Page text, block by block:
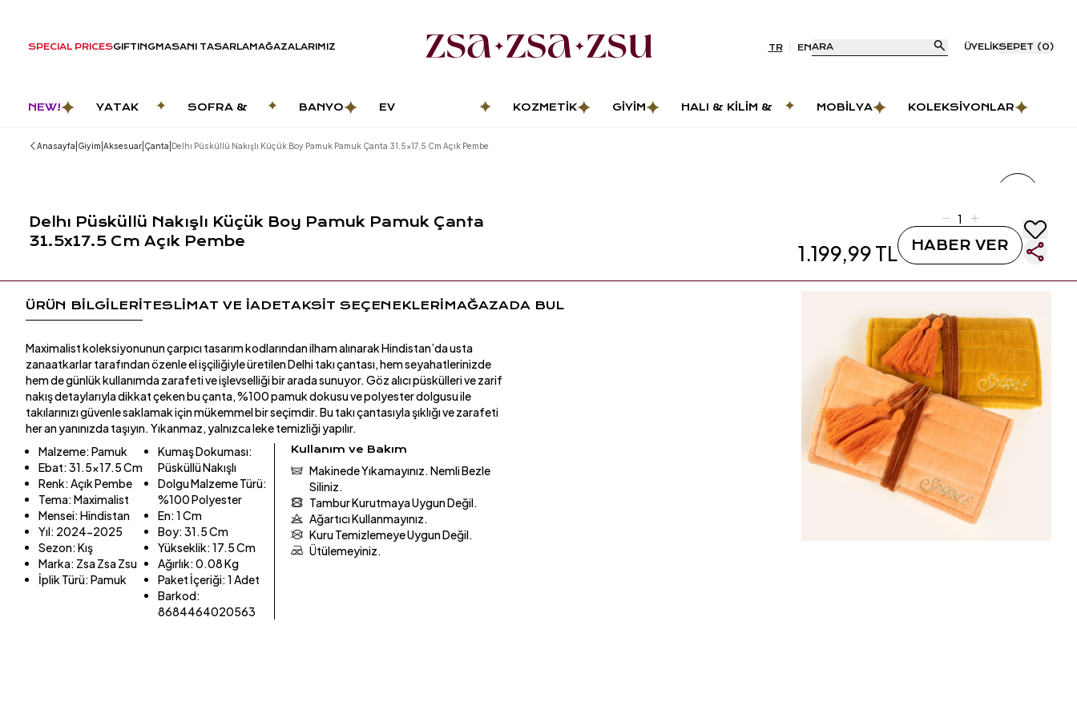
SPECIAL PRICESGIFTINGMASANI TASARLAMAĞAZALARIMIZ TR ENARA ÜYELIKSEPET (0)
NEW!
YATAK
SOFRA &
BANYO
EV
KOZMETIK GIYIM
HALI & KILIM &
MOBILYA KOLEKSIYONLAR
Anasayfa Giyim Aksesuar Çanta Delhı Püsküllü Nakışlı Küçük Boy Pamuk Pamuk Çanta 31.5x17.5 Cm Açık Pembe
Delhı Püsküllü Nakışlı Küçük Boy Pamuk Pamuk Çanta
31.5x17.5 Cm Açık Pembe
1.199,99 TL HABER VER
ÜRÜN BİLGİLERİTESLİMAT VE İADETAKSİT SEÇENEKLERİMAĞAZADA BUL
Maximalist koleksiyonunun çarpıcı tasarım kodlarından ilham alınarak Hindistan’da usta
zanaatkarlar tarafından özenle el işçiliğiyle üretilen Delhi takı çantası, hem seyahatlerinizde
hem de günlük kullanımda zarafeti ve işlevselliği bir arada sunuyor. Göz alıcı püskülleri ve zarif
nakış detaylarıyla dikkat çeken bu çanta, %100 pamuk dokusu ve polyester dolgusu ile
takılarınızı güvenle saklamak için mükemmel bir seçimdir. Bu takı çantasıyla şıklığı ve zarafeti
her an yanınızda taşıyın. Yıkanmaz, yalnızca leke temizliği yapılır.
Malzeme:Pamuk
Ebat:31.5x17.5 Cm
Renk:Açık Pembe
Tema:Maximalist
Mensei:Hindistan
Yıl: 2024-2025
Sezon:Kış
Marka: Zsa Zsa Zsu
İplik Türü:Pamuk
Kumaş Dokuması:
Püsküllü Nakışlı
Dolgu Malzeme Türü:
%100 Polyester
En:1 Cm
Boy:31.5 Cm
Yükseklik:17.5 Cm
Ağırlık:0.08 Kg
Paket İçeriği:1 Adet
Barkod:
8684464020563
Kullanım ve Bakım
Makinede Yıkamayınız. Nemli Bezle
Siliniz.
Tambur Kurutmaya Uygun Değil.
Ağartıcı Kullanmayınız.
Kuru Temizlemeye Uygun Değil.
Ütülemeyiniz.